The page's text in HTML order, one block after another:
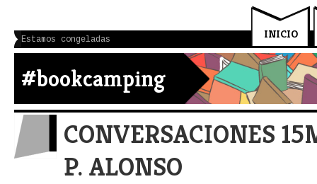
INICIO
Estamos congeladas
#bookcamping
CONVERSACIONES
P. ALONSO